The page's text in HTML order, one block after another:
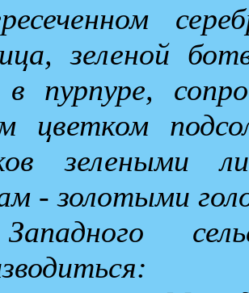
зеленой
в пурпуре,
цветком
зелеными
- золотыми